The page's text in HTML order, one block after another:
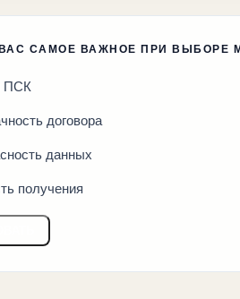
САМОЕ ВАЖНОЕ ПРИ ВЫБОРЕ
ПСК
договора
данных
получения